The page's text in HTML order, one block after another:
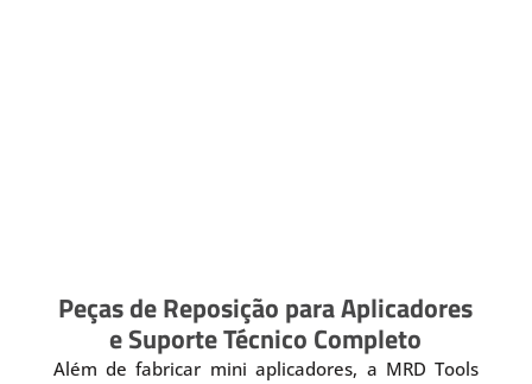
Peças de Reposição para Aplicadores
e Suporte Técnico Completo
Além de fabricar mini aplicadores, a MRD Tools